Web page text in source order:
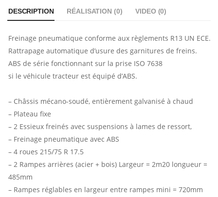
DESCRIPTION RÉALISATION (0) VIDEO (0)
Freinage pneumatique conforme aux règlements R13 UN ECE.
Rattrapage automatique d’usure des garnitures de freins.
ABS de série fonctionnant sur la prise ISO 7638
si le véhicule tracteur est équipé d’ABS.
– Châssis mécano-soudé, entièrement galvanisé à chaud
– Plateau fixe
– 2 Essieux freinés avec suspensions à lames de ressort,
– Freinage pneumatique avec ABS
– 4 roues 215/75 R 17.5
– 2 Rampes arrières (acier + bois) Largeur = 2m20 longueur =
485mm
– Rampes réglables en largeur entre rampes mini = 720mm